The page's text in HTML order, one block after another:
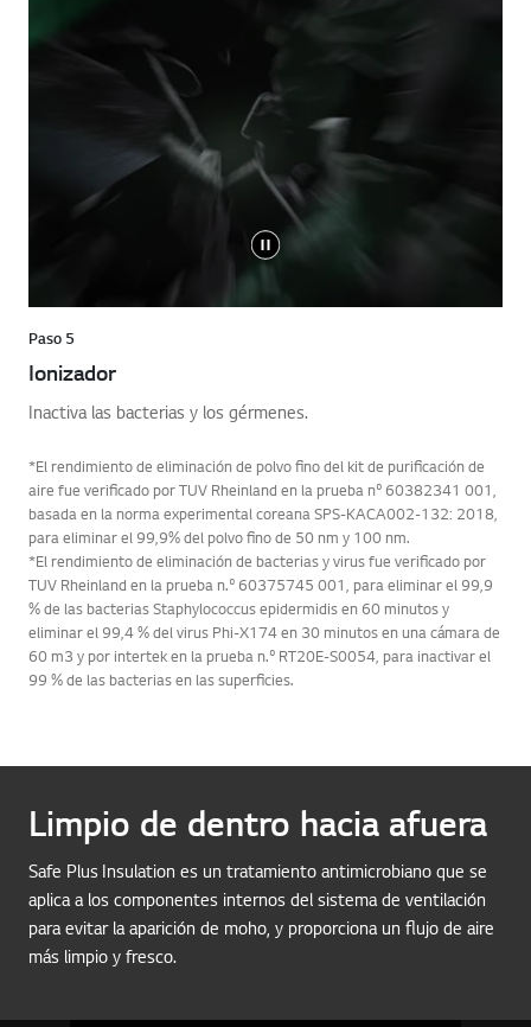
Paso 5
Ionizador
Inactiva las bacterias y los gérmenes.
*El rendimiento de eliminación de polvo fino del kit de purificación de
aire fue verificado por TUV Rheinland en la prueba nº 60382341 001,
basada en la norma experimental coreana SPS-KACA002-132: 2018,
para eliminar el 99,9% del polvo fino de 50 nm y 100 nm.
*El rendimiento de eliminación de bacterias y virus fue verificado por
TUV Rheinland en la prueba n.º 60375745 001, para eliminar el 99,9
% de las bacterias Staphylococcus epidermidis en 60 minutos y
eliminar el 99,4 % del virus Phi-X174 en 30 minutos en una cámara de
60 m3 y por intertek en la prueba n.º RT20E-S0054, para inactivar el
99 % de las bacterias en las superficies.
Limpio de dentro hacia afuera
Safe Plus Insulation es un tratamiento antimicrobiano que se
aplica a los componentes internos del sistema de ventilación
para evitar la aparición de moho, y proporciona un flujo de aire
más limpio y fresco.